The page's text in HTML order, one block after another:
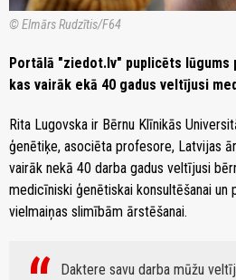
© Elmārs Rudzītis/F64
Portālā "ziedot.lv" puplicēts lūgums
kas vairāk ekā 40 gadus veltījusi
Rita Lugovska ir Bērnu Klīnikās
ģenētiķe, asociēta profesore, Latvijas
vairāk nekā 40 darba gadus veltījusi
medicīniski ģenētiskai konsultēšanai
vielmaiņas slimībām ārstēšanai.
Daktere savu darba mūžu